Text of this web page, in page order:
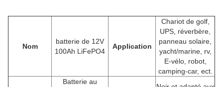
Nom
batterie de 12V
100Ah LiFePO4
Application
Chariot de golf,
UPS, réverbère,
panneau solaire,
yacht/marine, rv,
E-vélo, robot,
camping-car, ect.
Batterie au